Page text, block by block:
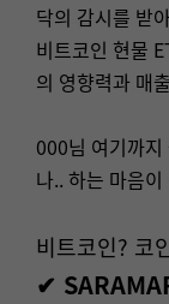
닥의 감시를 받
비트코인 현물
의 영향력과 매
000님 여기까지
나.. 하는 마음
비트코인? 코
✔